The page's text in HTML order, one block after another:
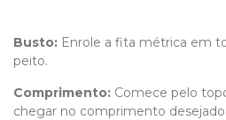
Busto: Enrole a fita métrica em
peito.
Comprimento: Comece pelo
chegar no comprimento desejado.